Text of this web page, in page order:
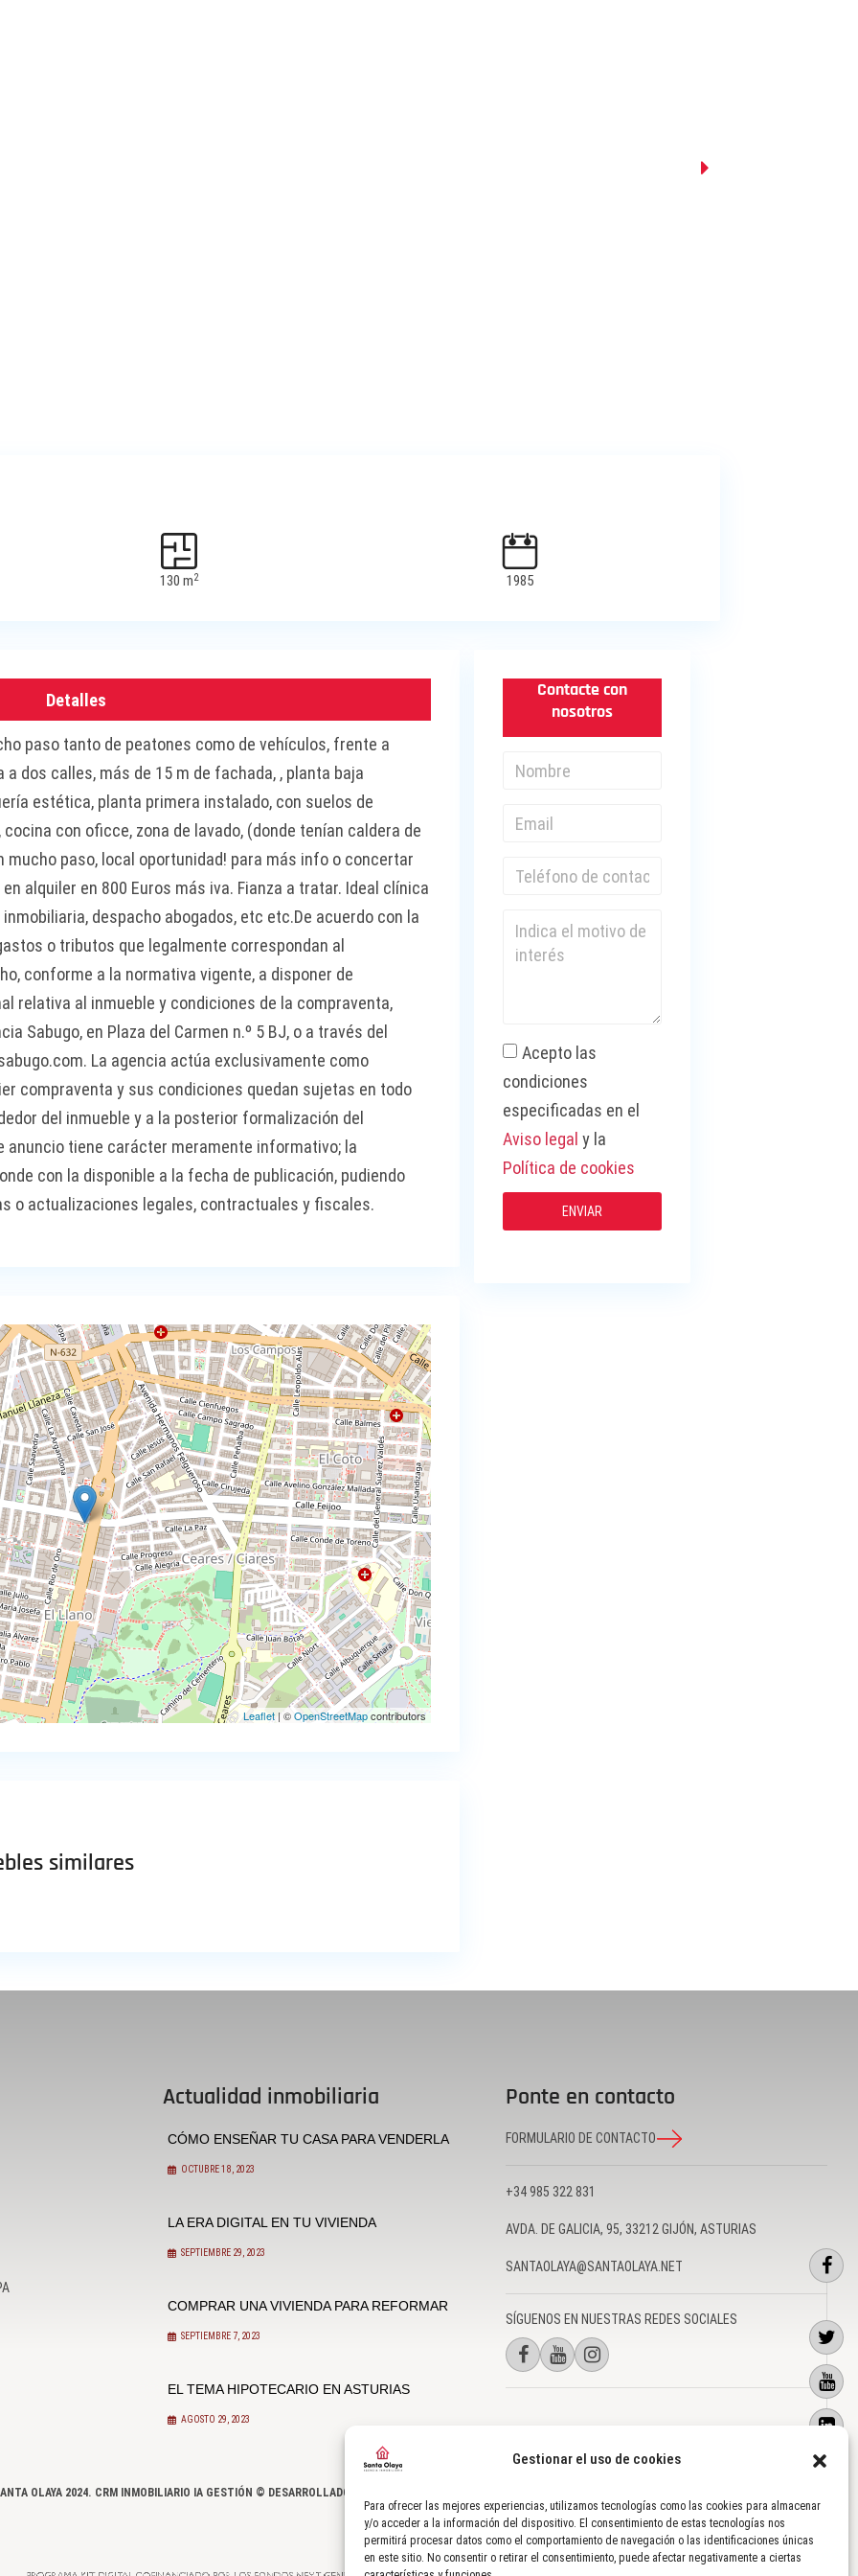
Gestionar el uso de cookies
Para ofrecer las mejores experiencias, utilizamos tecnologías como las cookies para almacenar
y/o acceder a la información del dispositivo. El consentimiento de estas tecnologías nos
permitirá procesar datos como el comportamiento de navegación o las identificaciones únicas
en este sitio. No consentir o retirar el consentimiento, puede afectar negativamente a ciertas
130 m2 1985
Detalles
paso tanto de peatones como de vehículos, frente a
dos calles, más de 15 m de fachada, , planta baja
estética, planta primera instalado, con suelos de
con oficce, zona de lavado, (donde tenían caldera de
paso, local oportunidad! para más info o concertar
alquiler en 800 Euros más iva. Fianza a tratar. Ideal clínica
despacho abogados, etc etc.De acuerdo con la
o tributos que legalmente correspondan al
conforme a la normativa vigente, a disponer de
relativa al inmueble y condiciones de la compraventa,
Sabugo, en Plaza del Carmen n.º 5 BJ, o a través del
La agencia actúa exclusivamente como
compraventa y sus condiciones quedan sujetas en todo
del inmueble y a la posterior formalización del
tiene carácter meramente informativo; la
con la disponible a la fecha de publicación, pudiendo
o actualizaciones legales, contractuales y fiscales.
Leaflet | ©OpenStreetMapcontributors
similares
Contacte con
nosotros
Acepto las
condiciones
especificadas en el
Aviso legal y la
Política de cookies
Actualidad inmobiliaria
CÓMO ENSEÑAR TU CASA PARA VENDERLA
OCTUBRE 18, 2023
LA ERA DIGITAL EN TU VIVIENDA
SEPTIEMBRE 29, 2023
COMPRAR UNA VIVIENDA PARA REFORMAR
SEPTIEMBRE 7, 2023
EL TEMA HIPOTECARIO EN ASTURIAS
AGOSTO 29, 2023
Ponte en contacto
FORMULARIO DE CONTACTO
+34 985 322 831
AVDA. DE GALICIA, 95, 33212 GIJÓN, ASTURIAS
SANTAOLAYA@SANTAOLAYA.NET
SÍGUENOS EN NUESTRAS REDES SOCIALES
OLAYA 2024. CRM INMOBILIARIO IA GESTIÓN © DESARROLLADO POR